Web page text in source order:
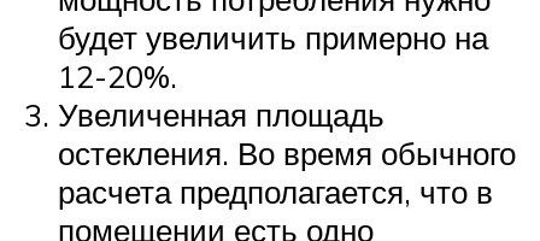
будет увеличить примерно на
12-20%.
Увеличенная площадь
остекления. Во время обычного
расчета предполагается, что в
помещении есть одно